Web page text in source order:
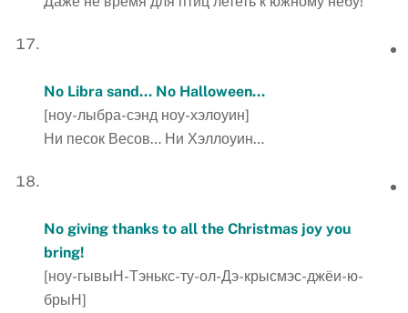
No Libra sand… No Halloween…
[ноу-лыбра-сэнд ноу-хэлоуин]
Ни песок Весов… Ни Хэллоуин…
No giving thanks to all the Christmas joy you
bring!
[ноу-гывыН-Тэнькс-ту-ол-Дэ-крысмэс-джёи-ю-
брыН]